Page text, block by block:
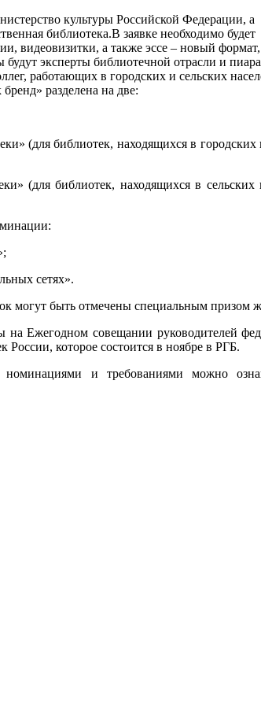
культуры Российской Федерации, а
библиотека.В заявке необходимо будет
видеовизитки, а также эссе – новый
эксперты библиотечной отрасли и
работающих в городских и сельских
разделена на две:
(для библиотек, находящихся в городских
(для библиотек, находящихся в сельских
сетях».
могут быть отмечены специальным призом
на Ежегодном совещании руководителей
которое состоится в ноябре в РГБ.
и требованиями можно